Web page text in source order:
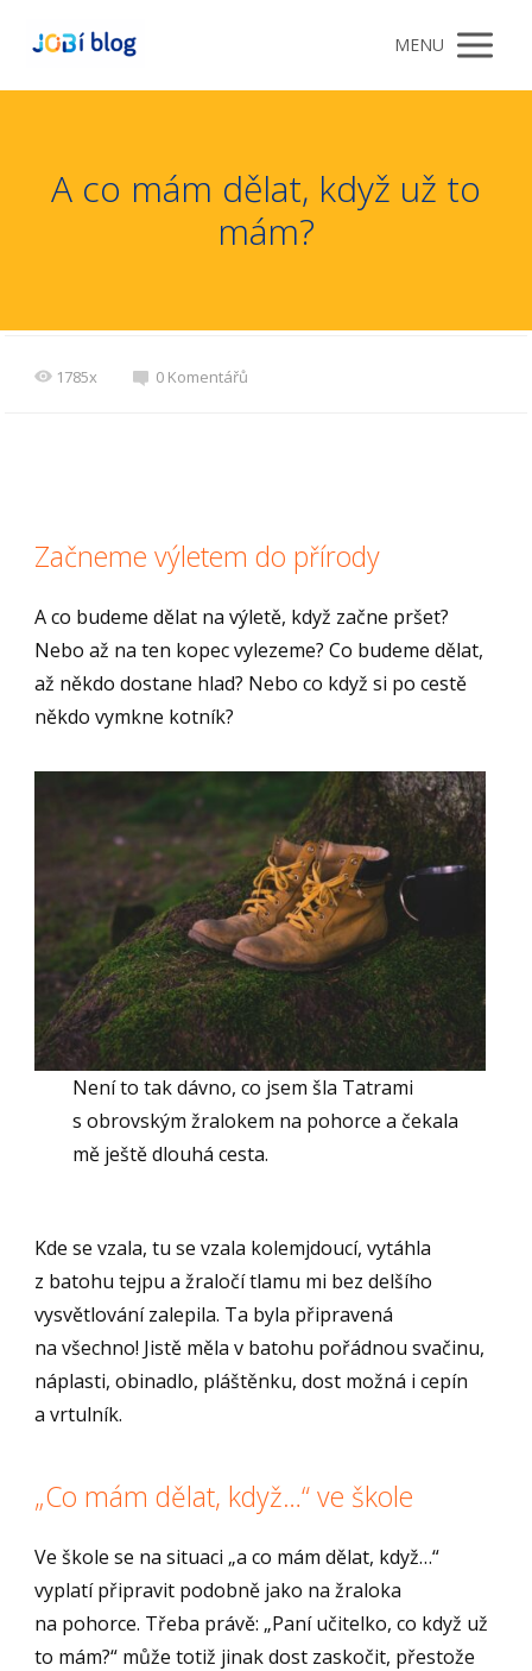
MENU
A co mám dělat, když už to
mám?
1785x 0 Komentářů
Začneme výletem do přírody
A co budeme dělat na výletě, když začne pršet?
Nebo až na ten kopec vylezeme? Co budeme dělat,
až někdo dostane hlad? Nebo co když si po cestě
někdo vymkne kotník?
Není to tak dávno, co jsem šla Tatrami
s obrovským žralokem na pohorce a čekala
mě ještě dlouhá cesta.
Kde se vzala, tu se vzala kolemjdoucí, vytáhla
z batohu tejpu a žraločí tlamu mi bez delšího
vysvětlování zalepila. Ta byla připravená
na všechno! Jistě měla v batohu pořádnou svačinu,
náplasti, obinadlo, pláštěnku, dost možná i cepín
a vrtulník.
„Co mám dělat, když…“ ve škole
Ve škole se na situaci „a co mám dělat, když…“
vyplatí připravit podobně jako na žraloka
na pohorce. Třeba právě: „Paní učitelko, co když už
to mám?“ může totiž jinak dost zaskočit, přestože